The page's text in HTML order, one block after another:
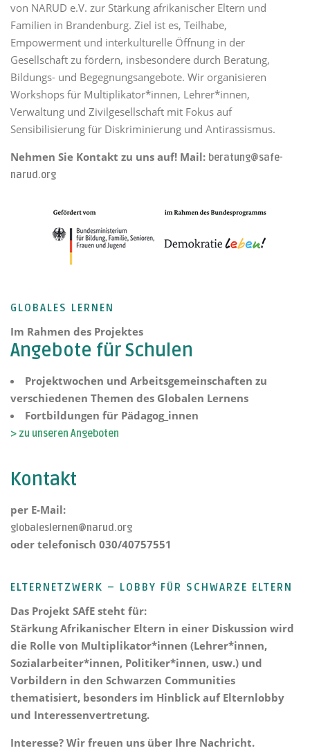
von NARUD e.V. zur Stärkung afrikanischer Eltern und
Familien in Brandenburg. Ziel ist es, Teilhabe,
Empowerment und interkulturelle Öffnung in der
Gesellschaft zu fördern, insbesondere durch Beratung,
Bildungs- und Begegnungsangebote. Wir organisieren
Workshops für Multiplikator*innen, Lehrer*innen,
Verwaltung und Zivilgesellschaft mit Fokus auf
Sensibilisierung für Diskriminierung und Antirassismus.
Nehmen Sie Kontakt zu uns auf! Mail: beratung@safe-
narud.org
GLOBALES LERNEN
Im Rahmen des Projektes
Angebote für Schulen
Projektwochen und Arbeitsgemeinschaften zu
verschiedenen Themen des Globalen Lernens
Fortbildungen für Pädagog_innen
> zu unseren Angeboten
Kontakt
per E-Mail:
globaleslernen@narud.org
oder telefonisch 030/40757551
ELTERNETZWERK – LOBBY FÜR SCHWARZE ELTERN
Das Projekt SAfE steht für:
Stärkung Afrikanischer Eltern in einer Diskussion wird
die Rolle von Multiplikator*innen (Lehrer*innen,
Sozialarbeiter*innen, Politiker*innen, usw.) und
Vorbildern in den Schwarzen Communities
thematisiert, besonders im Hinblick auf Elternlobby
und Interessenvertretung.
Interesse? Wir freuen uns über Ihre Nachricht.